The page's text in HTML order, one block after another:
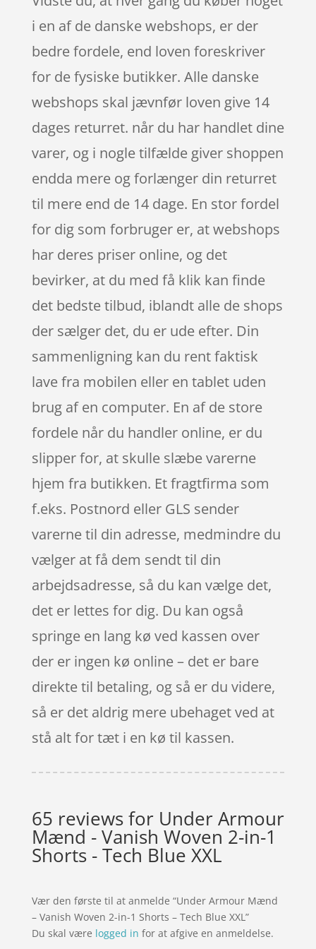
i en af de danske webshops, er der
bedre fordele, end loven foreskriver
for de fysiske butikker. Alle danske
webshops skal jævnfør loven give 14
dages returret. når du har handlet dine
varer, og i nogle tilfælde giver shoppen
endda mere og forlænger din returret
til mere end de 14 dage. En stor fordel
for dig som forbruger er, at webshops
har deres priser online, og det
bevirker, at du med få klik kan finde
det bedste tilbud, iblandt alle de shops
der sælger det, du er ude efter. Din
sammenligning kan du rent faktisk
lave fra mobilen eller en tablet uden
brug af en computer. En af de store
fordele når du handler online, er du
slipper for, at skulle slæbe varerne
hjem fra butikken. Et fragtfirma som
f.eks. Postnord eller GLS sender
varerne til din adresse, medmindre du
vælger at få dem sendt til din
arbejdsadresse, så du kan vælge det,
det er lettes for dig. Du kan også
springe en lang kø ved kassen over
der er ingen kø online – det er bare
direkte til betaling, og så er du videre,
så er det aldrig mere ubehaget ved at
stå alt for tæt i en kø til kassen.
65 reviews for Under Armour
Mænd - Vanish Woven 2-in-1
Shorts - Tech Blue XXL
Vær den første til at anmelde “Under Armour Mænd
– Vanish Woven 2-in-1 Shorts – Tech Blue XXL”
Du skal være logged in for at afgive en anmeldelse.